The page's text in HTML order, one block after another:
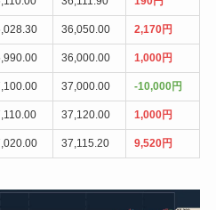
36,050.00 2,170円
36,000.00 1,000円
37,000.00 -10,000円
37,120.00 1,000円
37,115.20 9,520円